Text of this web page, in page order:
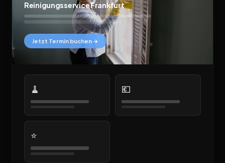
Reinigungsservice Frankfurt
Jetzt Termin buchen →
🧹 💶
⭐